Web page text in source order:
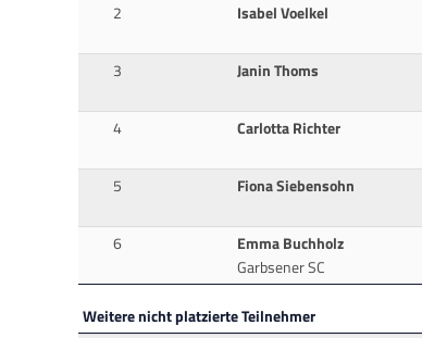
2 Isabel Voelkel
3 Janin Thoms
4 Carlotta Richter
5 Fiona Siebensohn
6
Emma Buchholz
Garbsener SC
Weitere nicht platzierte Teilnehmer